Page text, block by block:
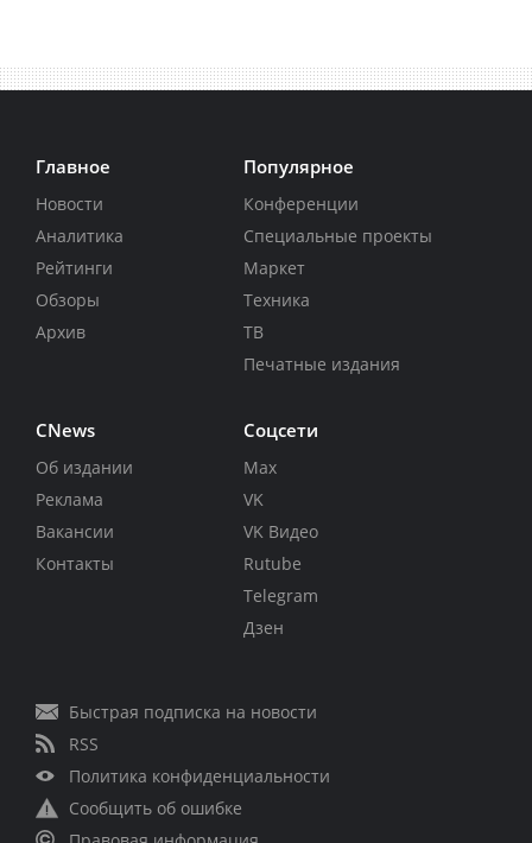
Главное
Новости
Аналитика
Рейтинги
Обзоры
Архив
Популярное
Конференции
Специальные проекты
Маркет
Техника
ТВ
Печатные издания
CNews
Об издании
Реклама
Вакансии
Контакты
Соцсети
Max
VK
VK Видео
Rutube
Telegram
Дзен
Быстрая подписка на новости
RSS
Политика конфиденциальности
Сообщить об ошибке